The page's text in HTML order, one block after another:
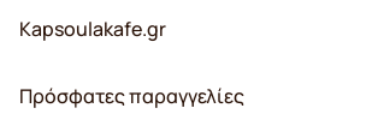
Kapsoulakafe.gr
Πρόσφατες παραγγελίες